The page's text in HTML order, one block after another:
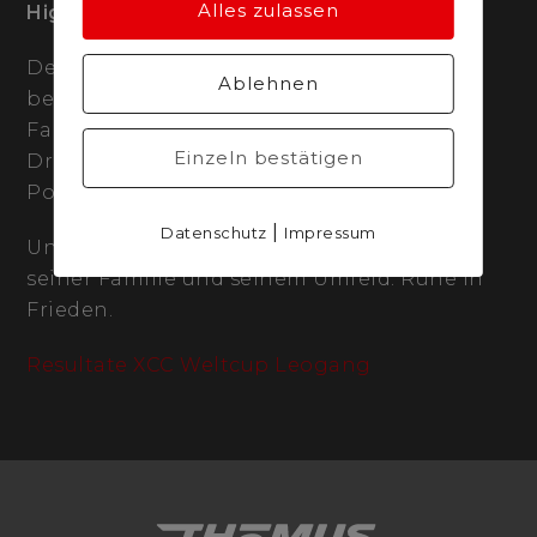
Highlight für Wiedmann
Der resultattechnische Lichtblick kam
bereits am gestrigen Donnerstag von U23-
Fahrer Luke Wiedmann. Er konnte sich als
Dritter über seinen ersten Weltcup-
Podestplatz freuen.
Unsere Gedanken sind mit Gino Mäder,
seiner Familie und seinem Umfeld. Ruhe in
Frieden.
Resultate XCC Weltcup Leogang
Alles zulassen
Ablehnen
Einzeln bestätigen
Datenschutz Impressum